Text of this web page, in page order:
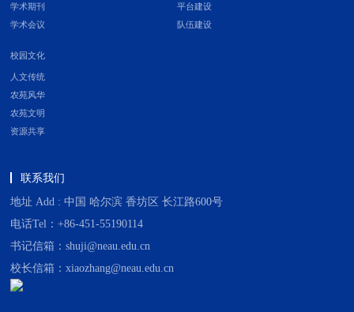
学术期刊
学术会议
平台建设
队伍建设
校园文化
人文传统
农苑风华
农苑文明
资源共享
联系我们
地址 Add : 中国 哈尔滨 香坊区 长江路600号
电话Tel：+86-451-55190114
书记信箱：shuji@neau.edu.cn
校长信箱：xiaozhang@neau.edu.cn